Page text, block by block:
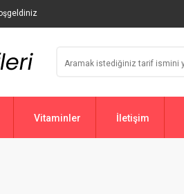
Vitaminler İletişim